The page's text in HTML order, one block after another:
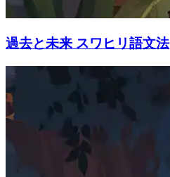
過去と未来 スワヒリ語文法